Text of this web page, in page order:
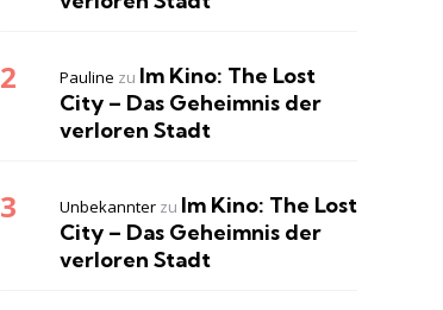
Pauline zu Im Kino: The Lost
City – Das Geheimnis der
verloren Stadt
Unbekannter zu Im Kino: The Lost
City – Das Geheimnis der
verloren Stadt